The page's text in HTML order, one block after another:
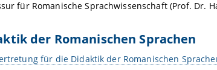
für Romanische Sprachwissenschaft (Prof. Dr.
der Romanischen Sprachen
für die Didaktik der Romanischen